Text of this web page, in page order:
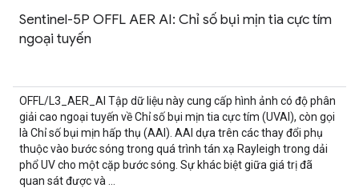
Sentinel-5P OFFL AER AI: Chỉ số bụi mịn tia cực tím
ngoại tuyến
OFFL/L3_AER_AI Tập dữ liệu này cung cấp hình ảnh có độ phân
giải cao ngoại tuyến về Chỉ số bụi mịn tia cực tím (UVAI), còn gọi
là Chỉ số bụi mịn hấp thụ (AAI). AAI dựa trên các thay đổi phụ
thuộc vào bước sóng trong quá trình tán xạ Rayleigh trong dải
phổ UV cho một cặp bước sóng. Sự khác biệt giữa giá trị đã
quan sát được và …